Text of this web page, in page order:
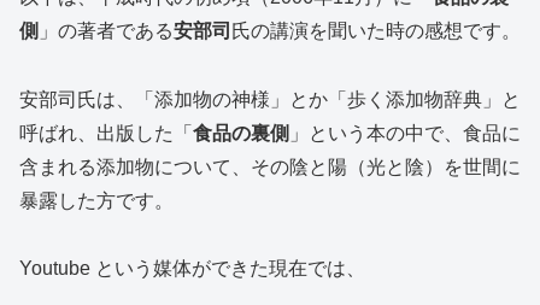
側 」の著者である安部司 氏の講演を聞いた時の感想です。
安部司氏は、「添加物の神様」とか「歩く添加物辞典」と
呼ばれ、出版した「 食品の裏側 」という本の中で、食品に
含まれる添加物について、その陰と陽（光と陰）を世間に
暴露した方です。
Youtube という媒体ができた現在では、